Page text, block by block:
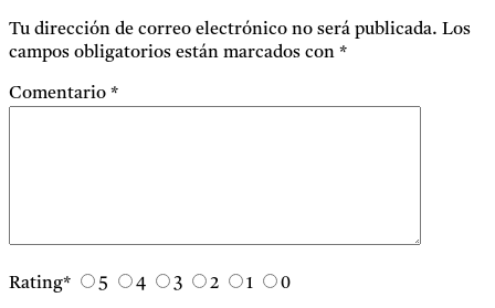
Tu dirección de correo electrónico no será publicada. Los
campos obligatorios están marcados con *
Comentario *
Rating* 5 4 3 2 1 0